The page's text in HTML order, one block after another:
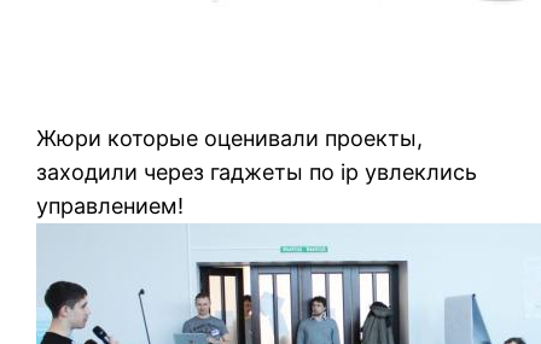
Жюри которые оценивали проекты,
заходили через гаджеты по ip увлеклись
управлением!